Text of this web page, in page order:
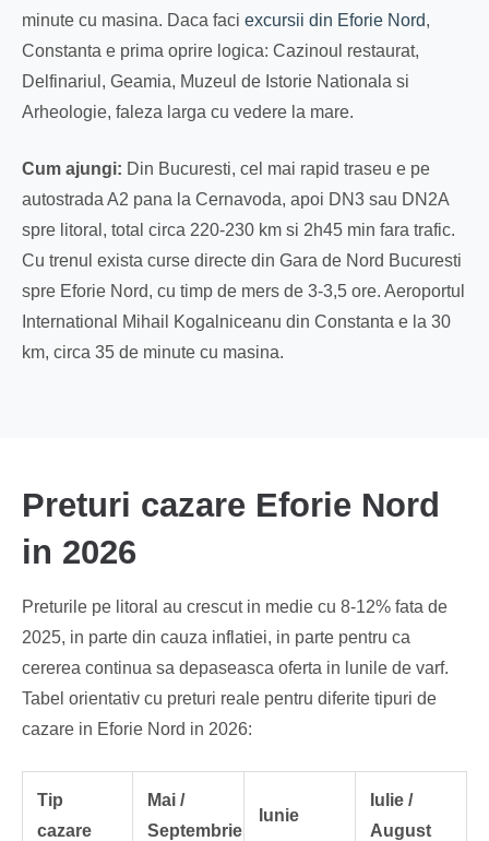
minute cu masina. Daca faci excursii din Eforie Nord,
Constanta e prima oprire logica: Cazinoul restaurat,
Delfinariul, Geamia, Muzeul de Istorie Nationala si
Arheologie, faleza larga cu vedere la mare.
Cum ajungi: Din Bucuresti, cel mai rapid traseu e pe
autostrada A2 pana la Cernavoda, apoi DN3 sau DN2A
spre litoral, total circa 220-230 km si 2h45 min fara trafic.
Cu trenul exista curse directe din Gara de Nord Bucuresti
spre Eforie Nord, cu timp de mers de 3-3,5 ore. Aeroportul
International Mihail Kogalniceanu din Constanta e la 30
km, circa 35 de minute cu masina.
Preturi cazare Eforie Nord
in 2026
Preturile pe litoral au crescut in medie cu 8-12% fata de
2025, in parte din cauza inflatiei, in parte pentru ca
cererea continua sa depaseasca oferta in lunile de varf.
Tabel orientativ cu preturi reale pentru diferite tipuri de
cazare in Eforie Nord in 2026:
Tip
cazare
Mai /
Septembrie
Iunie
Iulie /
August